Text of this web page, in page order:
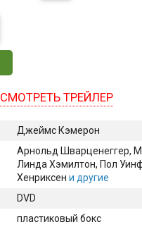
СМОТРЕТЬ ТРЕЙЛЕР
Джеймс Кэмерон
Арнольд Шварценеггер,
Линда Хэмилтон, Пол
Хенриксен и другие
DVD
пластиковый бокс